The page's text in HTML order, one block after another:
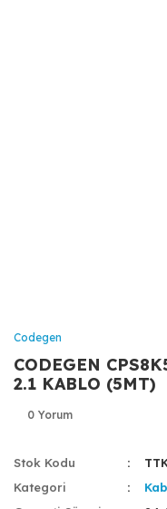
Codegen
CODEGEN
2.1 KABLO (5MT)
0 Yorum
Stok Kodu
Kategori